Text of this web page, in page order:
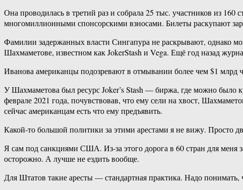
Она проводилась в третий раз и собрала 25 тыс. участников из
многомиллионными спонсорскими взносами. Билеты раскупают
Фамилии задержанных власти Сингапура не раскрывают, однако
Шахмаметове, известном как JokerStash и Vega. Ещё год назад
Иванова американцы подозревают в отмывании более чем $1 млрд
У Шахмаметова был ресурс Joker’s Stash — биржа, где можно
феврале 2021 года, почувствовав, что ему сели на хвост,
сейчас американцам есть что ему предъявить.
Какой-то большой политики за этими арестами я не вижу. Просто
Я сам под санкциями США. Из-за этого дорога в 60 стран для меня
осторожно. А лучше не ездить вообще.
Для Штатов такие аресты — стандартная практика. Надо понимать,